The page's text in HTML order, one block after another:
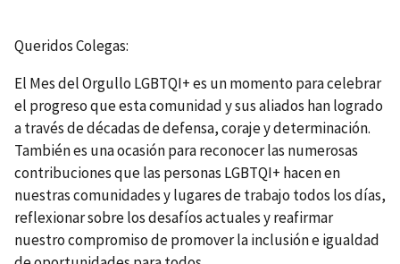
Queridos Colegas:
El Mes del Orgullo LGBTQI+ es un momento para celebrar
el progreso que esta comunidad y sus aliados han logrado
a través de décadas de defensa, coraje y determinación.
También es una ocasión para reconocer las numerosas
contribuciones que las personas LGBTQI+ hacen en
nuestras comunidades y lugares de trabajo todos los días,
reflexionar sobre los desafíos actuales y reafirmar
nuestro compromiso de promover la inclusión e igualdad